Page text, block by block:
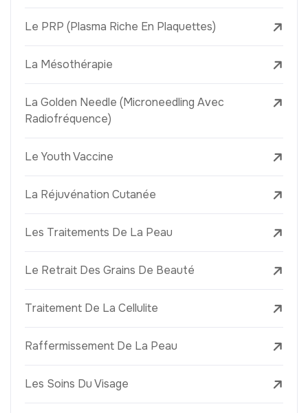
Le PRP (Plasma Riche En Plaquettes)
La Mésothérapie
La Golden Needle (Microneedling Avec
Radiofréquence)
Le Youth Vaccine
La Réjuvénation Cutanée
Les Traitements De La Peau
Le Retrait Des Grains De Beauté
Traitement De La Cellulite
Raffermissement De La Peau
Les Soins Du Visage